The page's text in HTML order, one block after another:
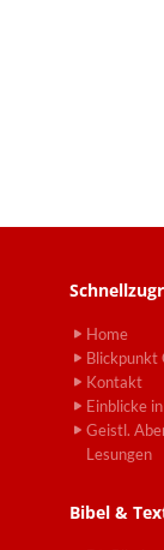
Home
Blickpunkt
Kontakt
Einblicke
Geistl.
Lesungen
Bibel &